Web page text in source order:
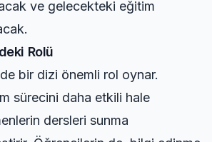
ve gelecekteki eğitim
Rolü
bir dizi önemli rol oynar.
sürecini daha etkili hale
dersleri sunma